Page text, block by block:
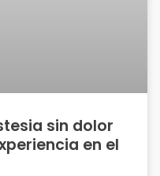
sin dolor
en el